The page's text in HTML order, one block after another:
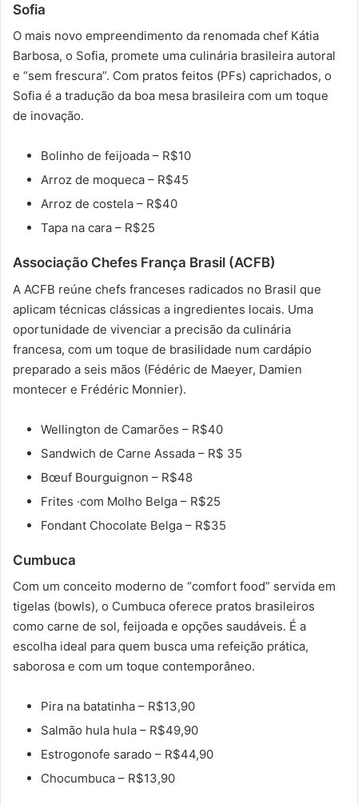
Sofia
O mais novo empreendimento da renomada chef Kátia
Barbosa, o Sofia, promete uma culinária brasileira autoral
e “sem frescura”. Com pratos feitos (PFs) caprichados, o
Sofia é a tradução da boa mesa brasileira com um toque
de inovação.
Bolinho de feijoada – R$10
Arroz de moqueca – R$45
Arroz de costela – R$40
Tapa na cara – R$25
Associação Chefes França Brasil (ACFB)
A ACFB reúne chefs franceses radicados no Brasil que
aplicam técnicas clássicas a ingredientes locais. Uma
oportunidade de vivenciar a precisão da culinária
francesa, com um toque de brasilidade num cardápio
preparado a seis mãos (Fédéric de Maeyer, Damien
montecer e Frédéric Monnier).
Wellington de Camarões – R$40
Sandwich de Carne Assada – R$ 35
Bœuf Bourguignon – R$48
Frites ·com Molho Belga – R$25
Fondant Chocolate Belga – R$35
Cumbuca
Com um conceito moderno de “comfort food” servida em
tigelas (bowls), o Cumbuca oferece pratos brasileiros
como carne de sol, feijoada e opções saudáveis. É a
escolha ideal para quem busca uma refeição prática,
saborosa e com um toque contemporâneo.
Pira na batatinha – R$13,90
Salmão hula hula – R$49,90
Estrogonofe sarado – R$44,90
Chocumbuca – R$13,90